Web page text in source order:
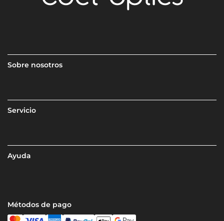
Sobre nosotros
Servicio
Ayuda
Métodos de pago